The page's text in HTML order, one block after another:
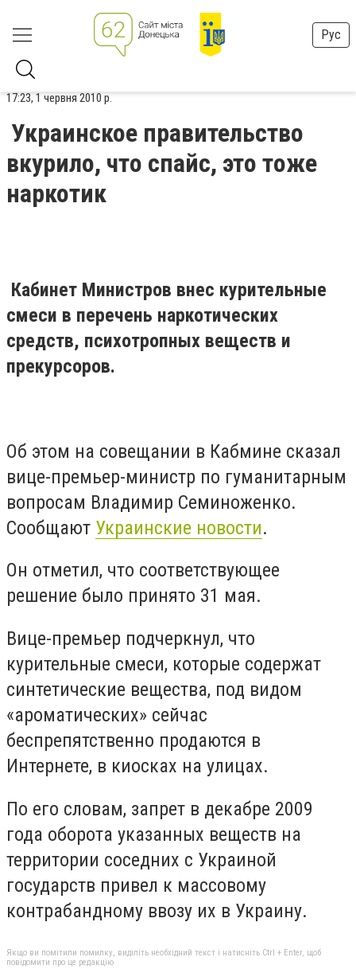
Рус
17:23, 1 червня 2010 р.
Украинское правительство
вкурило, что спайс, это тоже
наркотик
Кабинет Министров внес курительные
смеси в перечень наркотических
средств, психотропных веществ и
прекурсоров.
Об этом на совещании в Кабмине сказал
вице-премьер-министр по гуманитарным
вопросам Владимир Семиноженко.
Сообщают Украинские новости.
Он отметил, что соответствующее
решение было принято 31 мая.
Вице-премьер подчеркнул, что
курительные смеси, которые содержат
синтетические вещества, под видом
«ароматических» сейчас
беспрепятственно продаются в
Интернете, в киосках на улицах.
По его словам, запрет в декабре 2009
года оборота указанных веществ на
территории соседних с Украиной
государств привел к массовому
контрабандному ввозу их в Украину.
Якщо ви помітили помилку, виділіть необхідний текст і натисніть Ctrl + Enter, щоб
повідомити про це редакцію